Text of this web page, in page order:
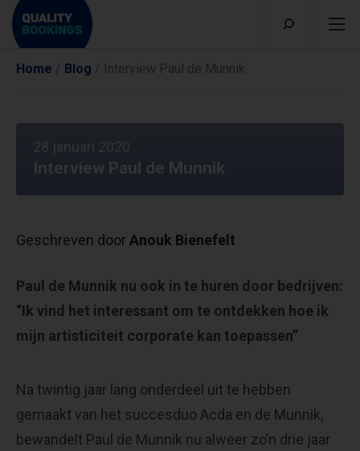
Home / Blog / Interview Paul de Munnik
28 januari 2020
Interview Paul de Munnik
Geschreven door Anouk Bienefelt
Paul de Munnik nu ook in te huren door bedrijven:
“Ik vind het interessant om te ontdekken hoe ik
mijn artisticiteit corporate kan toepassen”
Na twintig jaar lang onderdeel uit te hebben
gemaakt van het succesduo Acda en de Munnik,
bewandelt Paul de Munnik nu alweer zo’n drie jaar